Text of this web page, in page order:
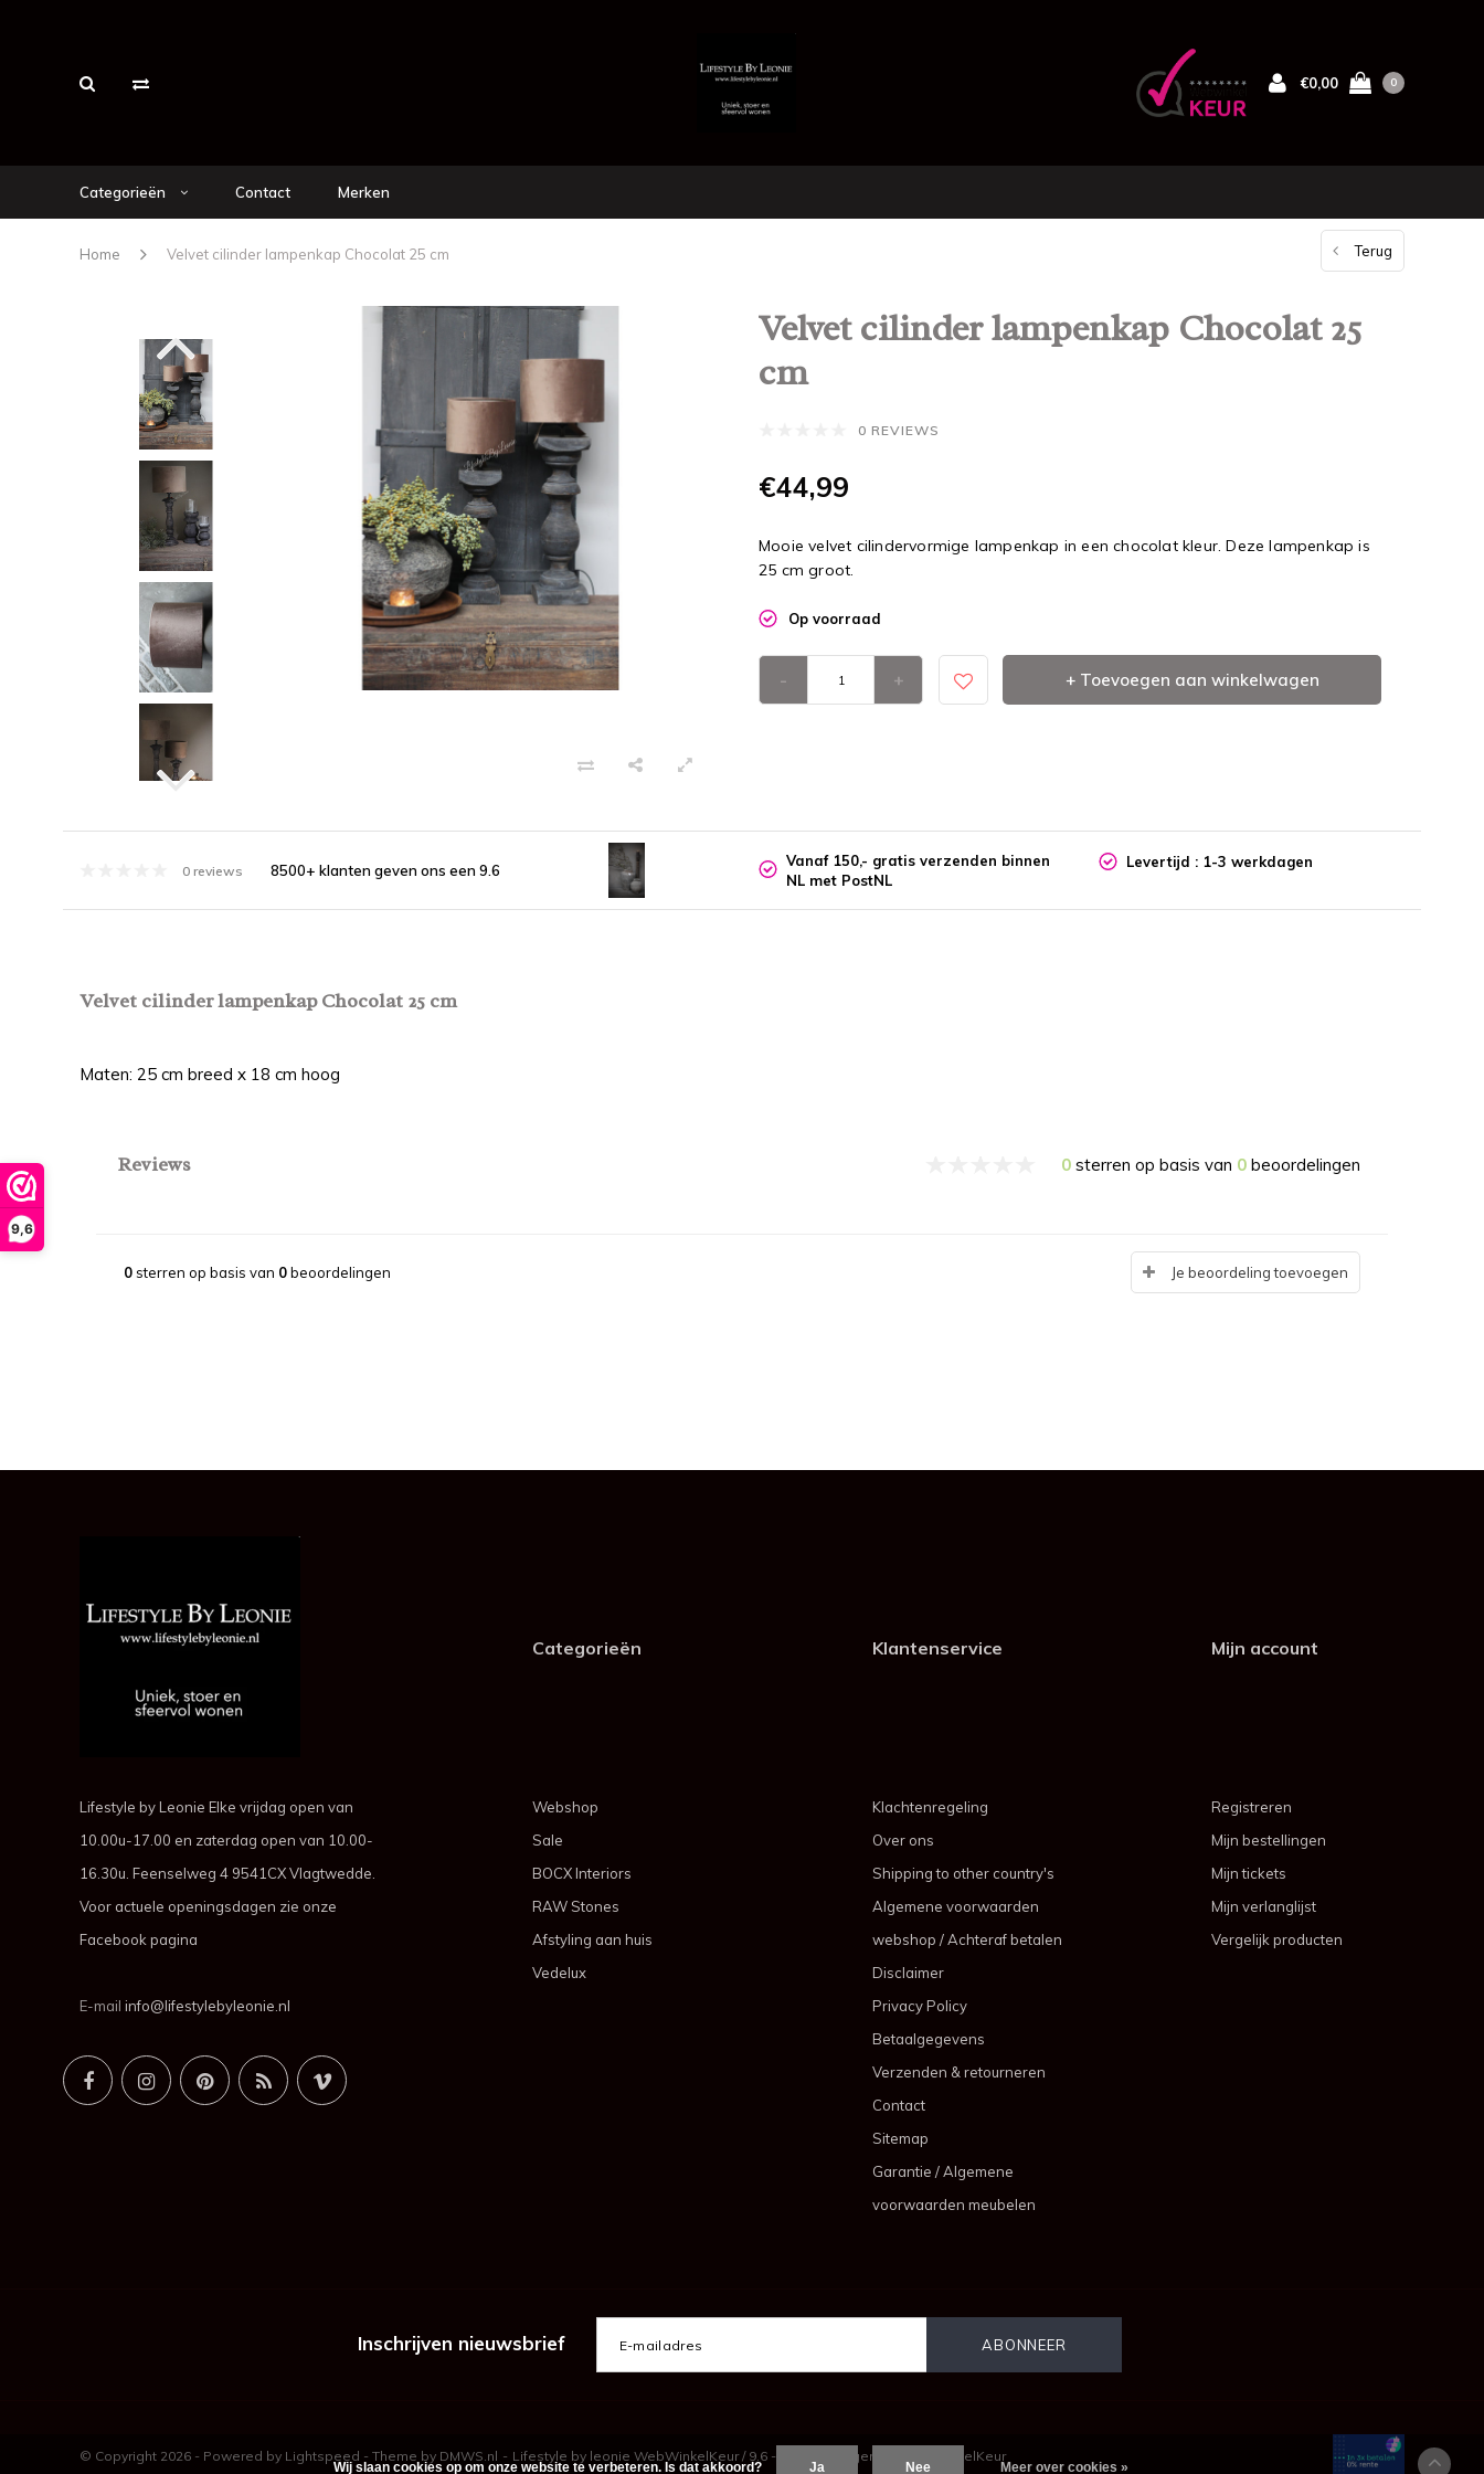
9,6
€0,00 0
Categorieën Contact Merken
Home Velvet cilinder lampenkap Chocolat 25 cm Terug
Velvet cilinder lampenkap Chocolat 25
cm
0 REVIEWS
€44,99
Mooie velvet cilindervormige lampenkap in een chocolat kleur. Deze lampenkap is
25 cm groot.
Op voorraad
- + + Toevoegen aan winkelwagen
0 reviews 8500+ klanten geven ons een 9.6
Vanaf 150,- gratis verzenden binnen
NL met PostNL
Levertijd : 1-3 werkdagen
Velvet cilinder lampenkap Chocolat 25 cm
Maten: 25 cm breed x 18 cm hoog
Reviews 0 sterren op basis van 0 beoordelingen
0sterren op basis van 0beoordelingen Je beoordeling toevoegen
Lifestyle by Leonie Elke vrijdag open van
10.00u-17.00 en zaterdag open van 10.00-
16.30u. Feenselweg 4 9541CX Vlagtwedde.
Voor actuele openingsdagen zie onze
Facebook pagina
E-mail info@lifestylebyleonie.nl
Categorieën
Webshop
Sale
BOCX Interiors
RAW Stones
Afstyling aan huis
Vedelux
Klantenservice
Klachtenregeling
Over ons
Shipping to other country's
Algemene voorwaarden
webshop / Achteraf betalen
Disclaimer
Privacy Policy
Betaalgegevens
Verzenden & retourneren
Contact
Sitemap
Garantie / Algemene
voorwaarden meubelen
Mijn account
Registreren
Mijn bestellingen
Mijn tickets
Mijn verlanglijst
Vergelijk producten
Inschrijven nieuwsbrief
© Copyright 2026 - Powered by Lightspeed - Theme by DMWS.nl - Lifestyle by leonie WebWinkelKeur/ 9.6 - beoordelingen op WebWinkelKeur
Wij slaan cookies op om onze website te verbeteren. Is dat akkoord? Ja Nee Meer over cookies »